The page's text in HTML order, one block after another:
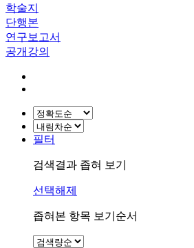
학술지
단행본
연구보고서
공개강의
필터
검색결과 좁혀 보기
선택해제
좁혀본 항목 보기순서